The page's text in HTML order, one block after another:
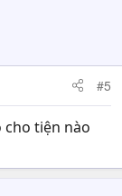
#5
cho tiện nào